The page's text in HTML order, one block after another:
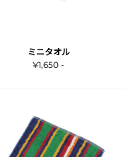
ミニタオル
¥1,650 -